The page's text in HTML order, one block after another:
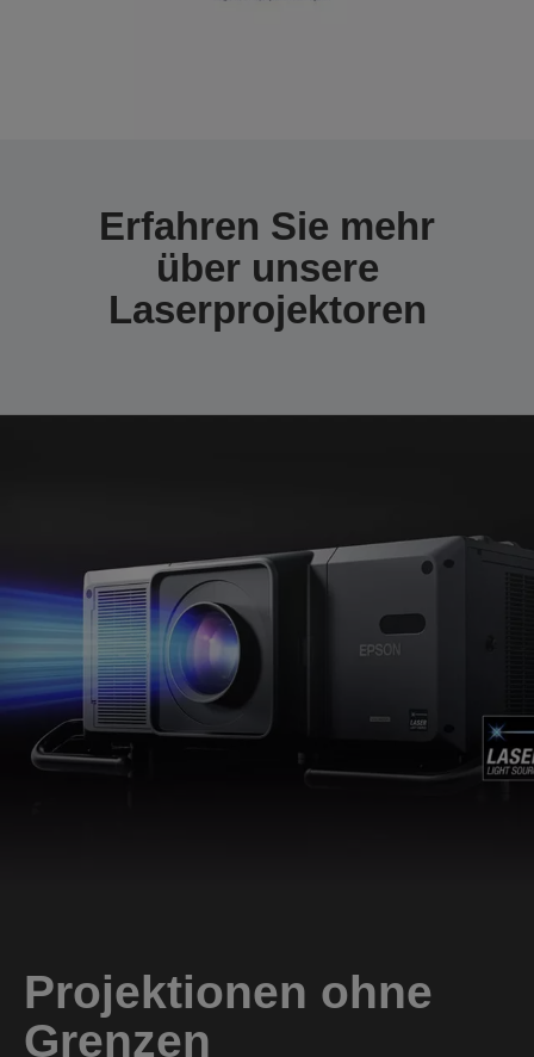
Erfahren Sie mehr
über unsere
Laserprojektoren
Projektionen ohne
Grenzen